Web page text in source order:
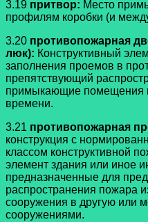
3.19 притвор: Место
профилям коробки (и
3.20 противопожарная
люк): Конструктивный
заполнения проемов в
препятствующий
примыкающие помещения
времени.
3.21 противопожарная
конструкция с
классом конструктивной
элемент здания или иное
предназначенные для
распространения пожара
сооружения в другую или
сооружениями.